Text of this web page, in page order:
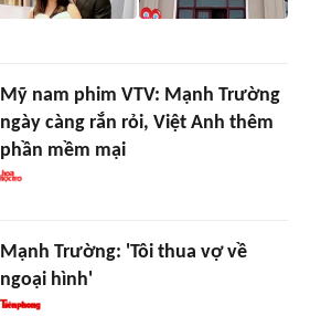
Mỹ nam phim VTV: Mạnh Trường
ngày càng rắn rỏi, Việt Anh thêm
phần mềm mại
Mạnh Trường: 'Tôi thua vợ về
ngoại hình'